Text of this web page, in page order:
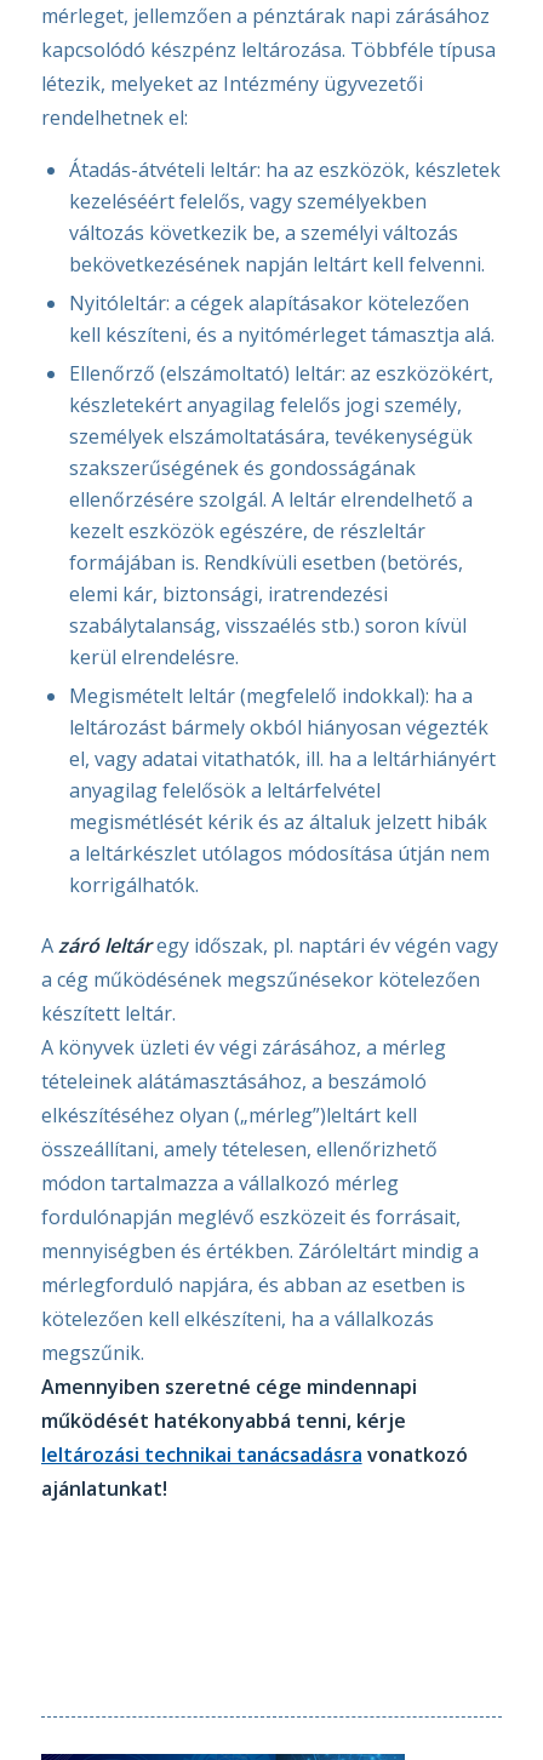
mérleget, jellemzően a pénztárak napi zárásához
kapcsolódó készpénz leltározása. Többféle típusa
létezik, melyeket az Intézmény ügyvezetői
rendelhetnek el:
Átadás-átvételi leltár: ha az eszközök, készletek
kezeléséért felelős, vagy személyekben
változás következik be, a személyi változás
bekövetkezésének napján leltárt kell felvenni.
Nyitóleltár: a cégek alapításakor kötelezően
kell készíteni, és a nyitómérleget támasztja alá.
Ellenőrző (elszámoltató) leltár: az eszközökért,
készletekért anyagilag felelős jogi személy,
személyek elszámoltatására, tevékenységük
szakszerűségének és gondosságának
ellenőrzésére szolgál. A leltár elrendelhető a
kezelt eszközök egészére, de részleltár
formájában is. Rendkívüli esetben (betörés,
elemi kár, biztonsági, iratrendezési
szabálytalanság, visszaélés stb.) soron kívül
kerül elrendelésre.
Megismételt leltár (megfelelő indokkal): ha a
leltározást bármely okból hiányosan végezték
el, vagy adatai vitathatók, ill. ha a leltárhiányért
anyagilag felelősök a leltárfelvétel
megismétlését kérik és az általuk jelzett hibák
a leltárkészlet utólagos módosítása útján nem
korrigálhatók.
Azáró leltáregy időszak, pl. naptári év végén vagy
a cég működésének megszűnésekor kötelezően
készített leltár.
A könyvek üzleti év végi zárásához, a mérleg
tételeinek alátámasztásához, a beszámoló
elkészítéséhez olyan („mérleg”)leltárt kell
összeállítani, amely tételesen, ellenőrizhető
módon tartalmazza a vállalkozó mérleg
fordulónapján meglévő eszközeit és forrásait,
mennyiségben és értékben. Záróleltárt mindig a
mérlegforduló napjára, és abban az esetben is
kötelezően kell elkészíteni, ha a vállalkozás
megszűnik.
Amennyiben szeretné cége mindennapi
működését hatékonyabbá tenni, kérje
leltározási technikai tanácsadásra vonatkozó
ajánlatunkat!